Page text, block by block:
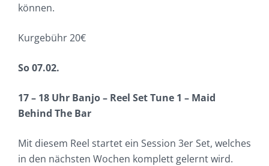
können.
Kurgebühr 20€
So 07.02.
17 – 18 Uhr Banjo – Reel Set Tune 1 – Maid
Behind The Bar
Mit diesem Reel startet ein Session 3er Set, welches
in den nächsten Wochen komplett gelernt wird.